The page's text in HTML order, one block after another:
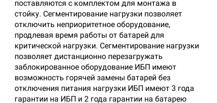
поставляются с комплектом для монтажа в
стойку. Сегментирование нагрузки позволяет
отключить неприоритетное оборудование,
продлевая время работы от батарей для
критической нагрузки. Сегментирование нагрузки
позволяет дистанционно перезагружать
заблокированное оборудование ИБП имеют
возможность горячей замены батарей без
отключения питания нагрузки ИБП имеют 3 года
гарантии на ИБП и 2 года гарантии на батарею